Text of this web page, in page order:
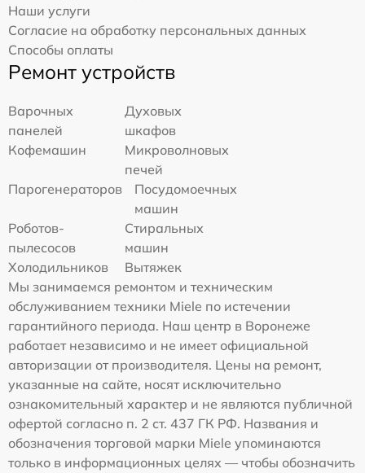
Наши услуги
Согласие на обработку персональных данных
Способы оплаты
Ремонт устройств
Варочных
панелей
Духовых
шкафов
Кофемашин
Микроволновых
печей
Парогенераторов
Посудомоечных
машин
Роботов-
пылесосов
Стиральных
машин
Холодильников
Вытяжек
Мы занимаемся ремонтом и техническим
обслуживанием техники Miele по истечении
гарантийного периода. Наш центр в Воронеже
работает независимо и не имеет официальной
авторизации от производителя. Цены на ремонт,
указанные на сайте, носят исключительно
ознакомительный характер и не являются публичной
офертой согласно п. 2 ст. 437 ГК РФ. Названия и
обозначения торговой марки Miele упоминаются
только в информационных целях — чтобы обозначить